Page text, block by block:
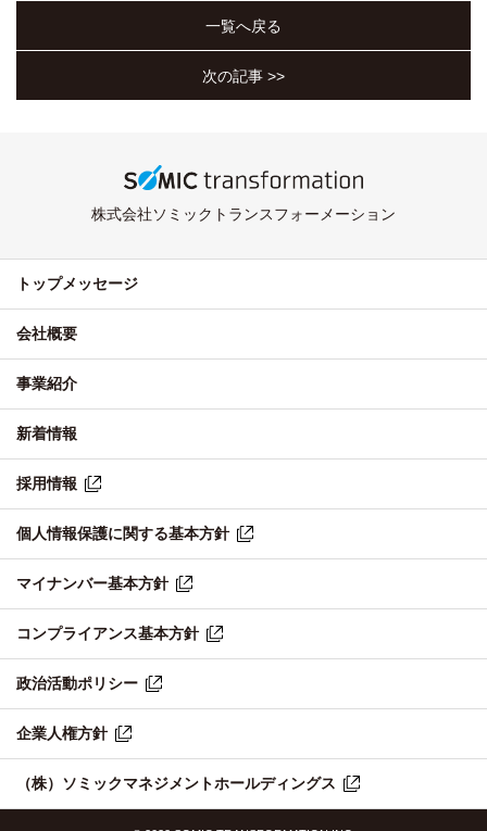
一覧へ戻る
次の記事 >>
株式会社ソミックトランスフォーメーション
トップメッセージ
会社概要
事業紹介
新着情報
採用情報
個人情報保護に関する基本方針
マイナンバー基本方針
コンプライアンス基本方針
政治活動ポリシー
企業人権方針
（株）ソミックマネジメントホールディングス